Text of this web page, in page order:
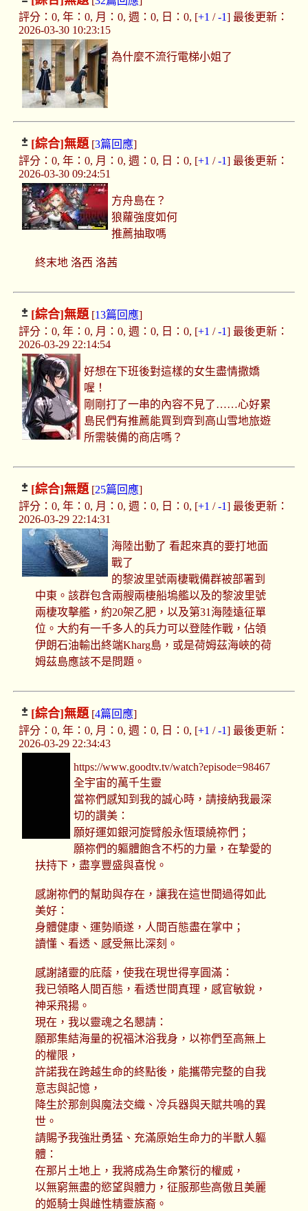
評分：0, 年：0, 月：0, 週：0, 日：0, [+1 /-1] 最後更新：
2026-03-30 10:23:15
為什麼不流行電梯小姐了
[綜合]無題[3篇回應]
評分：0, 年：0, 月：0, 週：0, 日：0, [+1 /-1] 最後更新：
2026-03-30 09:24:51
方舟島在？
狼蘿強度如何
推薦抽取嗎
終末地 洛西 洛茜
[綜合]無題[13篇回應]
評分：0, 年：0, 月：0, 週：0, 日：0, [+1 /-1] 最後更新：
2026-03-29 22:14:54
好想在下班後對這樣的女生盡情撒嬌
喔！
剛剛打了一串的內容不見了……心好累
島民們有推薦能買到齊到高山雪地旅遊
所需裝備的商店嗎？
[綜合]無題[25篇回應]
評分：0, 年：0, 月：0, 週：0, 日：0, [+1 /-1] 最後更新：
2026-03-29 22:14:31
海陸出動了 看起來真的要打地面
戰了
的黎波里號兩棲戰備群被部署到
中東。該群包含兩艘兩棲船塢艦以及的黎波里號
兩棲攻擊艦，約20架乙肥，以及第31海陸遠征單
位。大約有一千多人的兵力可以登陸作戰，佔領
伊朗石油輸出終端Kharg島，或是荷姆茲海峽的荷
姆茲島應該不是問題。
[綜合]無題[4篇回應]
評分：0, 年：0, 月：0, 週：0, 日：0, [+1 /-1] 最後更新：
2026-03-29 22:34:43
https://www.goodtv.tv/watch?episode=98467
全宇宙的萬千生靈
當祢們感知到我的誠心時，請接納我最深
切的讚美：
願好運如銀河旋臂般永恆環繞祢們；
願祢們的軀體飽含不朽的力量，在摯愛的
扶持下，盡享豐盛與喜悅。
感謝祢們的幫助與存在，讓我在這世間過得如此
美好：
身體健康、運勢順遂，人間百態盡在掌中；
讀懂、看透、感受無比深刻。
感謝諸靈的庇蔭，使我在現世得享圓滿：
我已領略人間百態，看透世間真理，感官敏銳，
神采飛揚。
現在，我以靈魂之名懇請：
願那集結海量的祝福沐浴我身，以祢們至高無上
的權限，
許諾我在跨越生命的終點後，能攜帶完整的自我
意志與記憶，
降生於那劍與魔法交織、冷兵器與天賦共鳴的異
世。
請賜予我強壯勇猛、充滿原始生命力的半獸人軀
體：
在那片土地上，我將成為生命繁衍的權威，
以無窮無盡的慾望與體力，征服那些高傲且美麗
的姬騎士與雌性精靈族裔。